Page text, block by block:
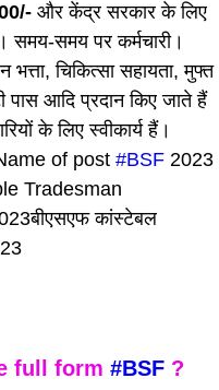
और केंद्र सरकार के लिए
समय-समय पर कर्मचारी।
चिकित्सा सहायता, मुफ्त
आदि प्रदान किए जाते हैं
के लिए स्वीकार्य हैं।
of post #BSF 2023
Tradesman
कांस्टेबल
full form #BSF ?